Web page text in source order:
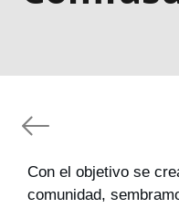
Con el objetivo se
comunidad,